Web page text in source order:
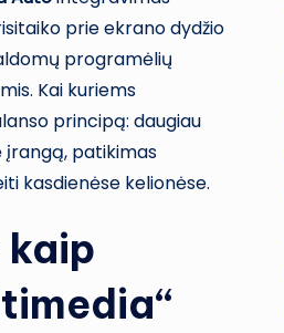
prie ekrano dydžio
programėlių
Kai kuriems
principą: daugiau
įrangą, patikimas
kasdienėse kelionėse.
kaip